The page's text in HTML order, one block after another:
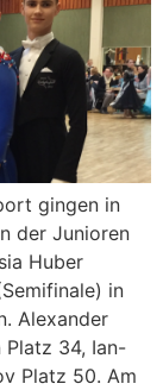
gingen in
der Junioren
Huber
in
Alexander
Platz 34, Ian-
Platz 50. Am